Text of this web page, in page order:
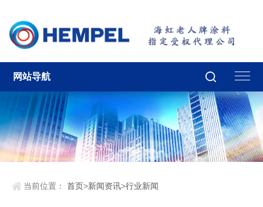
网站导航
当前位置：首页>新闻资讯>行业新闻